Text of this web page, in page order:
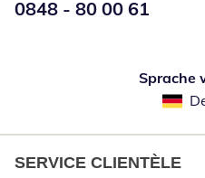
Numéro de téléphone:
0848 - 80 00 61
Sprache
SERVICE CLIENTÈLE